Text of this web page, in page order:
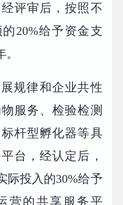
评审后，按照不
20%给予资金支
规律和企业共性
服务、检验检测
杆型孵化器等具
台，经认定后，
际投入的30%给予
营的共享服务平